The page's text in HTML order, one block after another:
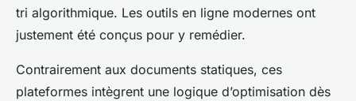
tri algorithmique. Les outils en ligne modernes ont
justement été conçus pour y remédier.
Contrairement aux documents statiques, ces
plateformes intègrent une logique d’optimisation dès